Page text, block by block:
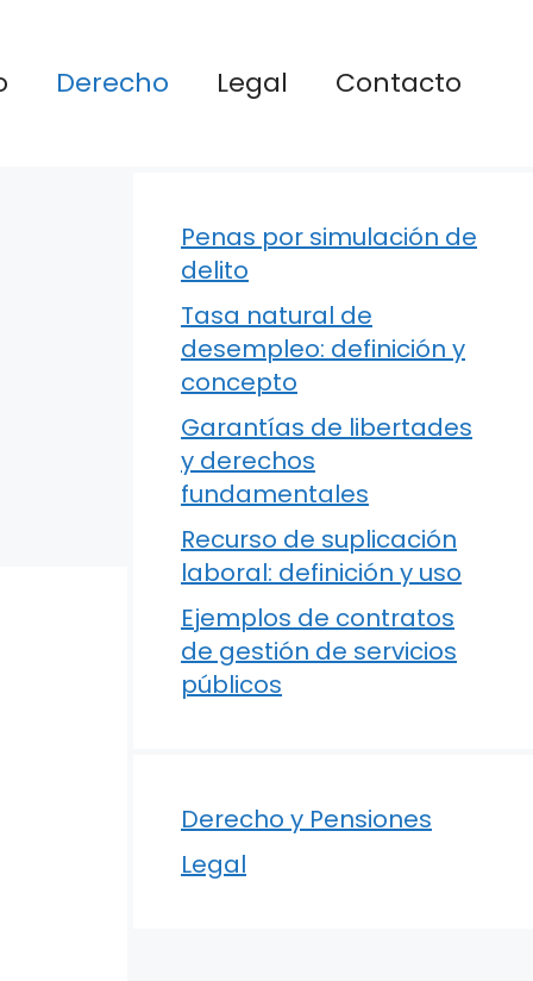
Derecho Legal Contacto
Penas por simulación de
delito
Tasa natural de
desempleo: definición y
concepto
Garantías de libertades
y derechos
fundamentales
Recurso de suplicación
laboral: definición y uso
Ejemplos de contratos
de gestión de servicios
públicos
Derecho y Pensiones
Legal